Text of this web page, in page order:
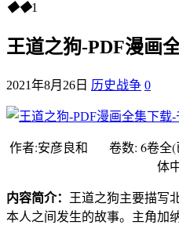
◆◆1
王道之狗-PDF漫画
2021年8月26日 历史战争 0
作者:安彦良和 卷数: 6卷
体
内容简介： 王道之狗主要描写
本人之间发生的故事。主角加